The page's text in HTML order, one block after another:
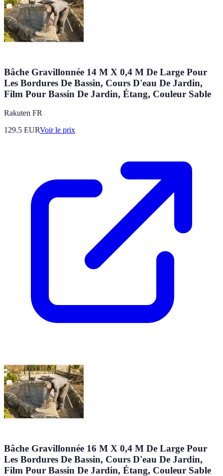
Bâche Gravillonnée 14 M X 0,4 M De Large Pour
Les Bordures De Bassin, Cours D'eau De Jardin,
Film Pour Bassin De Jardin, Étang, Couleur Sable
Rakuten FR
129.5 EURVoir le prix
Bâche Gravillonnée 16 M X 0,4 M De Large Pour
Les Bordures De Bassin, Cours D'eau De Jardin,
Film Pour Bassin De Jardin, Étang, Couleur Sable